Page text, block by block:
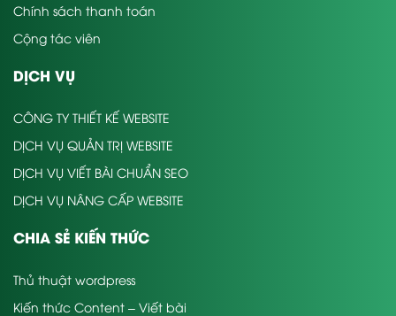
Chính sách thanh toán
Cộng tác viên
DỊCH VỤ
CÔNG TY THIẾT KẾ WEBSITE
DỊCH VỤ QUẢN TRỊ WEBSITE
DỊCH VỤ VIẾT BÀI CHUẨN SEO
DỊCH VỤ NÂNG CẤP WEBSITE
CHIA SẺ KIẾN THỨC
Thủ thuật wordpress
Kiến thức Content – Viết bài